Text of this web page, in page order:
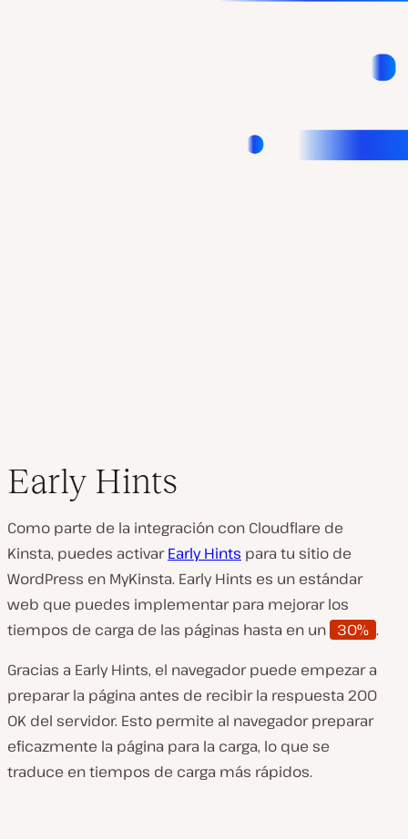
Early Hints
Como parte de la integración con Cloudflare de
Kinsta, puedes activarEarly Hints para tu sitio de
WordPress en MyKinsta. Early Hints es un estándar
web que puedes implementar para mejorar los
tiempos de carga de las páginas hasta en un 30% .
Gracias a Early Hints, el navegador puede empezar a
preparar la página antes de recibir la respuesta 200
OK del servidor. Esto permite al navegador preparar
eficazmente la página para la carga, lo que se
traduce en tiempos de carga más rápidos.